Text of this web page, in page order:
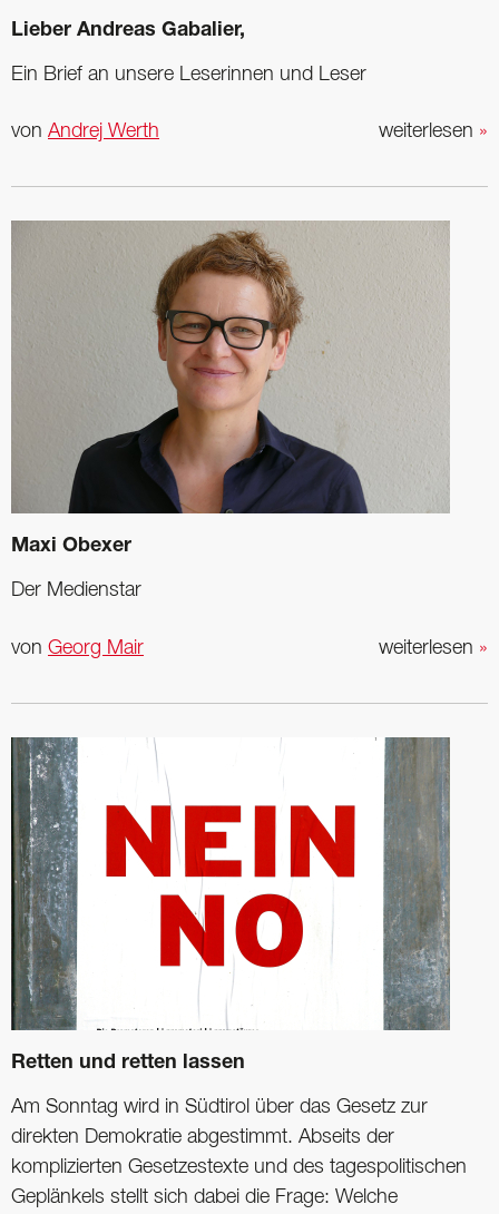
Lieber Andreas Gabalier,
Ein Brief an unsere Leserinnen und Leser
weiterlesen »
von Andrej Werth
Maxi Obexer
Der Medienstar
weiterlesen »
von Georg Mair
Retten und retten lassen
Am Sonntag wird in Südtirol über das Gesetz zur
direkten Demokratie abgestimmt. Abseits der
komplizierten Gesetzestexte und des tagespolitischen
Geplänkels stellt sich dabei die Frage: Welche